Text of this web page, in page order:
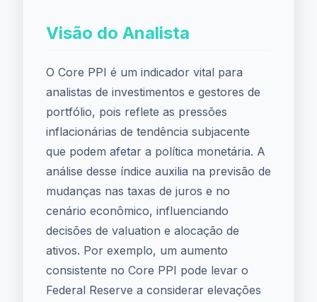
Visão do Analista
O Core PPI é um indicador vital para
analistas de investimentos e gestores de
portfólio, pois reflete as pressões
inflacionárias de tendência subjacente
que podem afetar a política monetária. A
análise desse índice auxilia na previsão de
mudanças nas taxas de juros e no
cenário econômico, influenciando
decisões de valuation e alocação de
ativos. Por exemplo, um aumento
consistente no Core PPI pode levar o
Federal Reserve a considerar elevações